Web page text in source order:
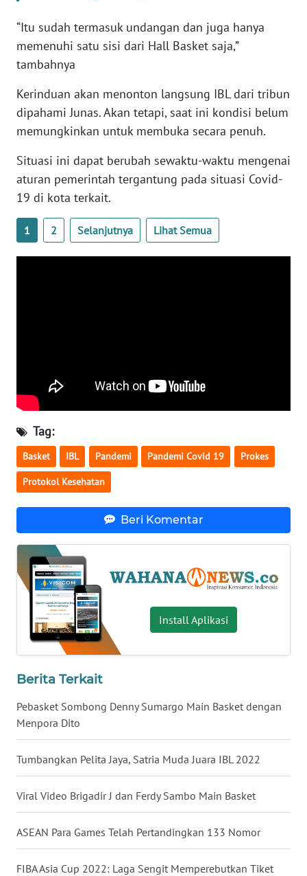
“Itu sudah termasuk undangan dan juga hanya
memenuhi satu sisi dari Hall Basket saja,”
tambahnya
Kerinduan akan menonton langsung IBL dari tribun
dipahami Junas. Akan tetapi, saat ini kondisi belum
memungkinkan untuk membuka secara penuh.
Situasi ini dapat berubah sewaktu-waktu mengenai
aturan pemerintah tergantung pada situasi Covid-
19 di kota terkait.
1 2 Selanjutnya Lihat Semua
Tag:
Basket IBL Pandemi Pandemi Covid 19 Prokes
Protokol Kesehatan
Beri Komentar
Install Aplikasi
Berita Terkait
Pebasket Sombong Denny Sumargo Main Basket dengan
Menpora Dito
Tumbangkan Pelita Jaya, Satria Muda Juara IBL 2022
Viral Video Brigadir J dan Ferdy Sambo Main Basket
ASEAN Para Games Telah Pertandingkan 133 Nomor
FIBA Asia Cup 2022: Laga Sengit Memperebutkan Tiket
NTT
WN
WN
PAPUA
WN
PAPUA
BARAT
RIAU
WN
SULTRA
WN
NTB
WN
WN
SULBAR
WN
BABEL
WN
SUMBAR
SUMSEL
WN
BENGKULU
WN